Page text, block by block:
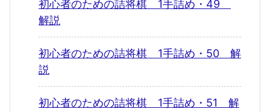
初心者のための詰将棋 1手詰め・49
解説
初心者のための詰将棋 1手詰め・50 解
説
初心者のための詰将棋 1手詰め・51 解